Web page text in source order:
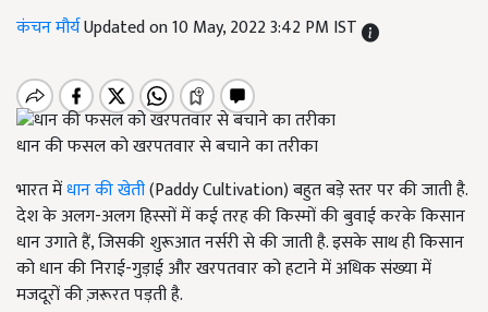
कंचन मौर्यUpdated on 10 May, 2022 3:42 PM IST
धान की फसल को खरपतवार से बचाने का तरीका
भारत मेंधान की खेती(Paddy Cultivation) बहुत बड़े स्तर पर की जाती है.
देश के अलग-अलग हिस्सों में कई तरह की किस्मों की बुवाई करके किसान
धान उगाते हैं, जिसकी शुरूआत नर्सरी से की जाती है. इसके साथ ही किसान
को धान की निराई-गुड़ाई और खरपतवार को हटाने में अधिक संख्या में
मजदूरों की ज़रूरत पड़ती है.